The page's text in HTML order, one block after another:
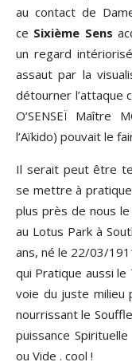
au contact de
ce Sixième Sens
un regard
assaut par la
détourner l’attaque
O’SENSEÏ Maître
l’Aïkido) pouvait le
Il serait peut être
se mettre à
plus près de nous
au Lotus Park à
ans, né le 22/03/
qui Pratique aussi le
voie du juste milieu
nourrissant le
puissance
ou Vide . cool !